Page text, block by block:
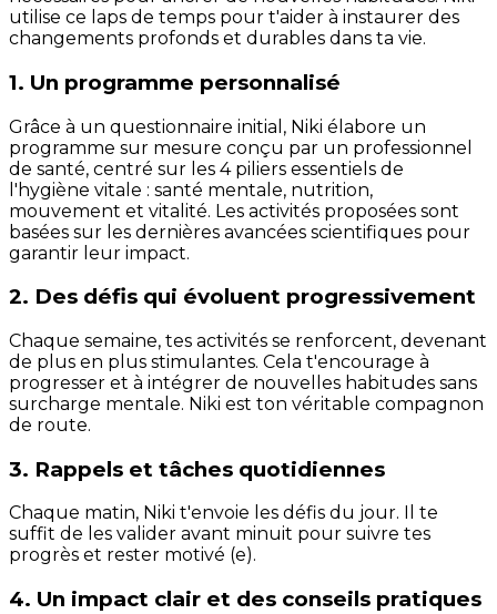
utilise ce laps de temps pour t'aider à instaurer des
changements profonds et durables dans ta vie.
1. Un programme personnalisé
Grâce à un questionnaire initial, Niki élabore un
programme sur mesure conçu par un professionnel
de santé, centré sur les 4 piliers essentiels de
l'hygiène vitale : santé mentale, nutrition,
mouvement et vitalité. Les activités proposées sont
basées sur les dernières avancées scientifiques pour
garantir leur impact.
2. Des défis qui évoluent progressivement
Chaque semaine, tes activités se renforcent, devenant
de plus en plus stimulantes. Cela t'encourage à
progresser et à intégrer de nouvelles habitudes sans
surcharge mentale. Niki est ton véritable compagnon
de route.
3. Rappels et tâches quotidiennes
Chaque matin, Niki t'envoie les défis du jour. Il te
suffit de les valider avant minuit pour suivre tes
progrès et rester motivé (e).
4. Un impact clair et des conseils pratiques